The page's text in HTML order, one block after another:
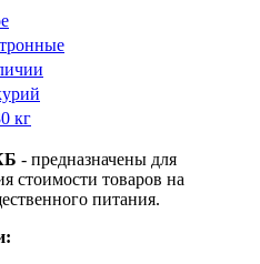
кг
- предназначены для
стоимости товаров на
питания.